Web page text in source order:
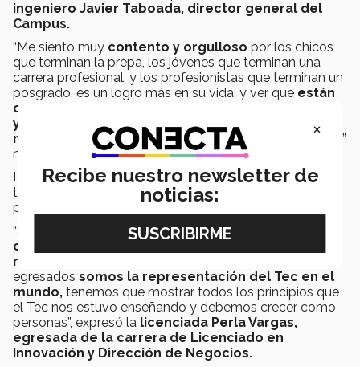
ingeniero Javier Taboada, director general del
Campus.
“Me siento muy contento y orgulloso por los chicos
que terminan la prepa, los jóvenes que terminan una
carrera profesional, y los profesionistas que terminan un
posgrado, es un logro más en su vida; y ver que están
cumpliendo un sueño con tanto sacrificio, tiempo
y mucha dedicación
, para nosotros
cristaliza esta
misión que el Tecnológico ha preparado
para ellos”,
mencionó.
Los egresados se mostraron muysatisfechospor
todo el trabajo realizado, ynerviosos
para ellos.
“Siento
emoción y alegría por haber terminado la
carrera profesional
responsabilidad muy grande.
egresados somos la representación del Tec en el
mundo, tenemos que mostrar todos los principios que
el Tec nos estuvo enseñando y debemos crecer como
personas”, expresó la licenciada Perla Vargas,
egresada de la carrera de Licenciado en
Innovación y Dirección de Negocios.
×
Recibe nuestro newsletter de
noticias: